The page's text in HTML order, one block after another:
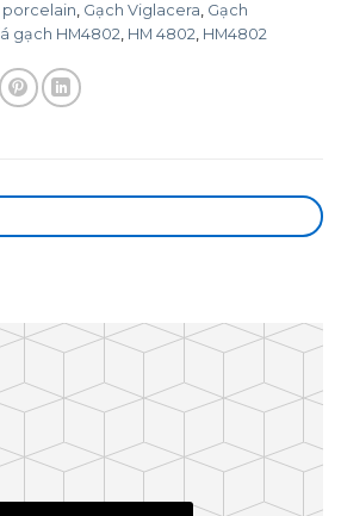
porcelain, Gạch Viglacera, Gạch
gạch HM4802, HM 4802, HM4802